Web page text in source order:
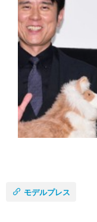
モデルプレス